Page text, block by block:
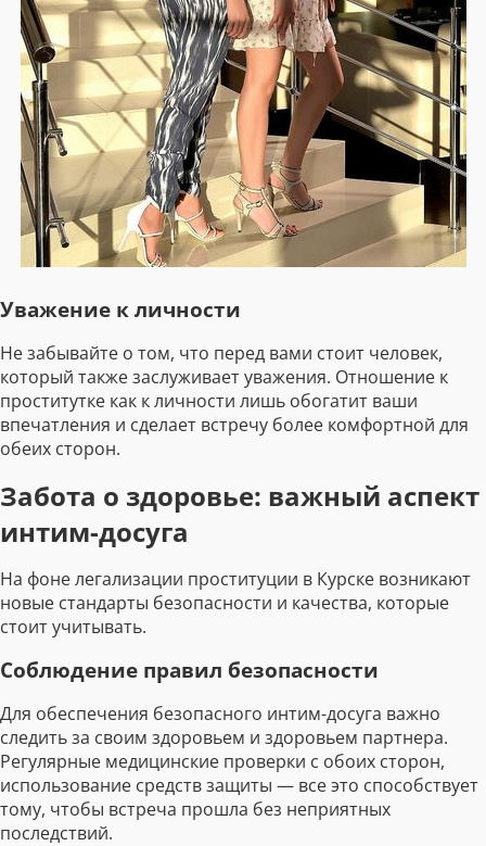
Уважение к личности
Не забывайте о том, что перед вами стоит человек,
который также заслуживает уважения. Отношение к
проститутке как к личности лишь обогатит ваши
впечатления и сделает встречу более комфортной для
обеих сторон.
Забота о здоровье: важный аспект
интим-досуга
На фоне легализации проституции в Курске возникают
новые стандарты безопасности и качества, которые
стоит учитывать.
Соблюдение правил безопасности
Для обеспечения безопасного интим-досуга важно
следить за своим здоровьем и здоровьем партнера.
Регулярные медицинские проверки с обоих сторон,
использование средств защиты — все это способствует
тому, чтобы встреча прошла без неприятных
последствий.